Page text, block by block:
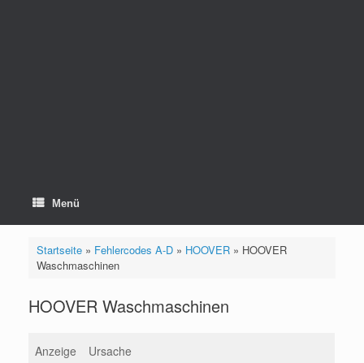
Menü
Startseite» Fehlercodes A-D» HOOVER» HOOVER
Waschmaschinen
HOOVER Waschmaschinen
Anzeige Ursache